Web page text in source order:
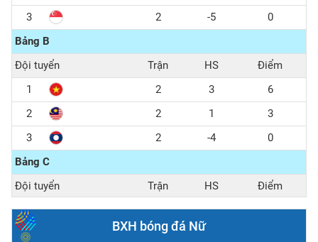
3
2 -5
0
Bảng B
Đội tuyển
Trận HS
Điểm
1
2 3
6
2
2 1
3
3
2 -4
0
Bảng C
Đội tuyển
Trận HS
Điểm
1
2 3
6
2
2
BXH bóng đá Nữ